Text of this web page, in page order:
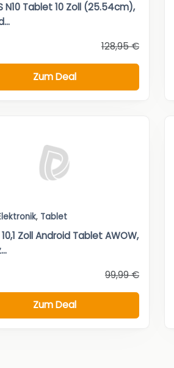
N10 Tablet 10 Zoll (25.54cm),
128,95 €
Zum Deal
, Tablet
Zoll Android Tablet AWOW,
99,99 €
Zum Deal